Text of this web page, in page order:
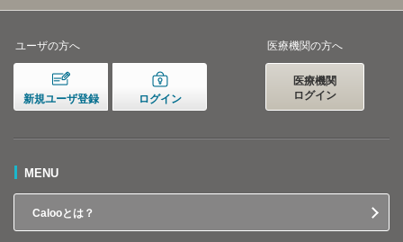
ユーザの方へ
新規ユーザ登録 ログイン
医療機関の方へ
医療機関
ログイン
MENU
Calooとは？